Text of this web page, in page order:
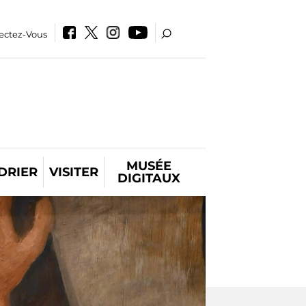
Vous
VISITER
MUSÉE
DIGITAUX